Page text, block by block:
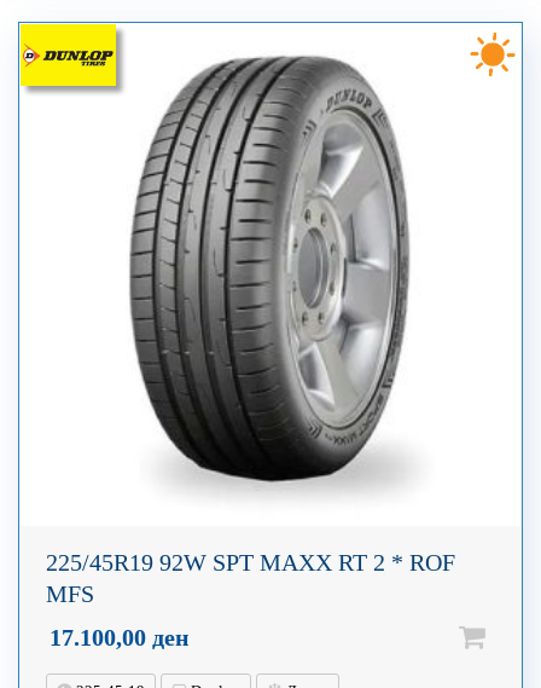
225/45R19 92W SPT MAXX RT 2 * ROF
MFS
17.100,00 ден